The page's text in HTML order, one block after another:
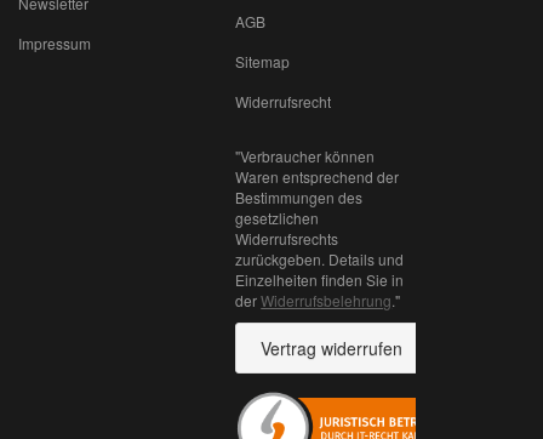
Impressum
AGB
Sitemap
Widerrufsrecht
"Verbraucher können
Waren entsprechend der
Bestimmungen des
gesetzlichen
Widerrufsrechts
zurückgeben. Details und
Einzelheiten finden Sie in
derWiderrufsbelehrung."
Vertrag widerrufen